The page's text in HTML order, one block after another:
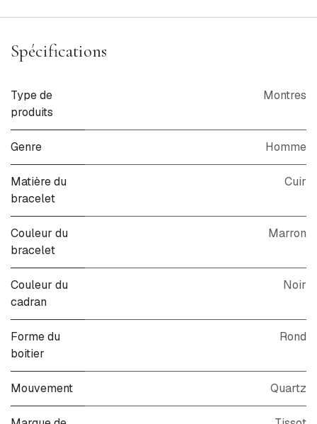
Spécifications
Type de
produits
Montres
Genre Homme
Matière du
bracelet
Cuir
Couleur du
bracelet
Marron
Couleur du
cadran
Noir
Forme du
boitier
Rond
Mouvement Quartz